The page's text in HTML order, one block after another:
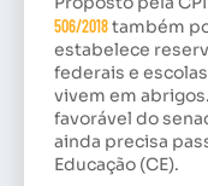
506/2018também
estabelece
federais e
vivem em
favorável do
ainda precisa
Educação (CE).